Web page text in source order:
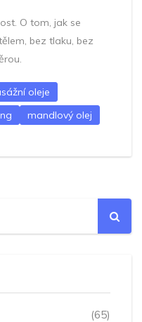
O tom, jak se
bez tlaku, bez
oleje
mandlový olej
(65)